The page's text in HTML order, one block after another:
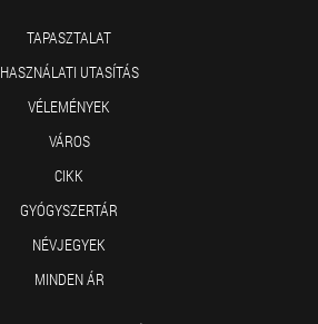
TAPASZTALAT
HASZNÁLATI UTASÍTÁS
VÉLEMÉNYEK
VÁROS
CIKK
GYÓGYSZERTÁR
NÉVJEGYEK
MINDEN ÁR